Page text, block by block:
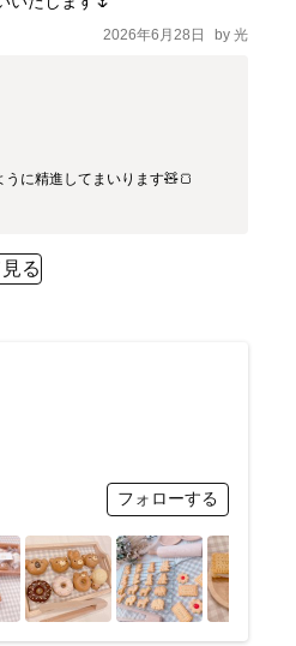
2026年6月28日 by 光
に精進してまいります🧸🍞
る
フォローする